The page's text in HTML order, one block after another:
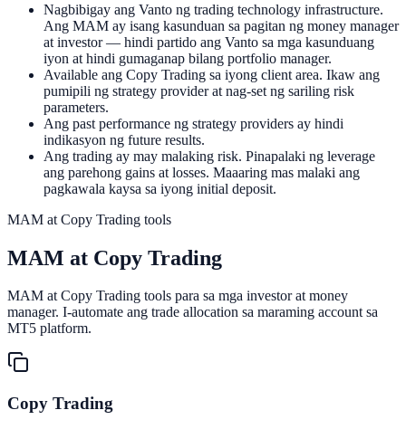
Nagbibigay ang Vanto ng trading technology infrastructure.
Ang MAM ay isang kasunduan sa pagitan ng money manager
at investor — hindi partido ang Vanto sa mga kasunduang
iyon at hindi gumaganap bilang portfolio manager.
Available ang Copy Trading sa iyong client area. Ikaw ang
pumipili ng strategy provider at nag-set ng sariling risk
parameters.
Ang past performance ng strategy providers ay hindi
indikasyon ng future results.
Ang trading ay may malaking risk. Pinapalaki ng leverage
ang parehong gains at losses. Maaaring mas malaki ang
pagkawala kaysa sa iyong initial deposit.
MAM at Copy Trading tools
MAM at Copy Trading
MAM at Copy Trading tools para sa mga investor at money
manager. I-automate ang trade allocation sa maraming account sa
MT5 platform.
Copy Trading